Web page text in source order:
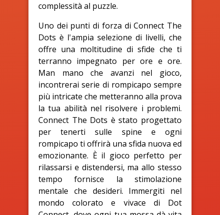
complessità al puzzle.
Uno dei punti di forza di Connect The
Dots è l'ampia selezione di livelli, che
offre una moltitudine di sfide che ti
terranno impegnato per ore e ore.
Man mano che avanzi nel gioco,
incontrerai serie di rompicapo sempre
più intricate che metteranno alla prova
la tua abilità nel risolvere i problemi.
Connect The Dots è stato progettato
per tenerti sulle spine e ogni
rompicapo ti offrirà una sfida nuova ed
emozionante. È il gioco perfetto per
rilassarsi e distendersi, ma allo stesso
tempo fornisce la stimolazione
mentale che desideri. Immergiti nel
mondo colorato e vivace di Dot